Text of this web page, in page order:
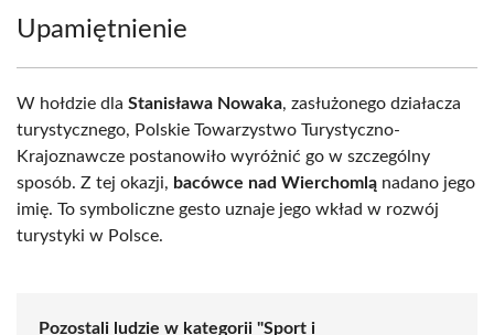
Upamiętnienie
W hołdzie dla Stanisława Nowaka, zasłużonego działacza
turystycznego, Polskie Towarzystwo Turystyczno-
Krajoznawcze postanowiło wyróżnić go w szczególny
sposób. Z tej okazji, bacówce nad Wierchomlą nadano jego
imię. To symboliczne gesto uznaje jego wkład w rozwój
turystyki w Polsce.
Pozostali ludzie w kategorii "Sport i